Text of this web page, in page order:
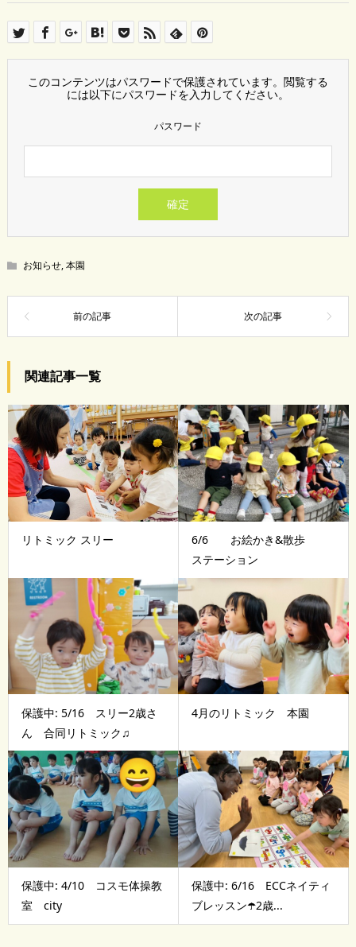
このコンテンツはパスワードで保護されています。閲覧する
には以下にパスワードを入力してください。
パスワード
お知らせ,本園
関連記事一覧
リトミック スリー
6/6 お絵かき&散歩
ステーション
保護中: 5/16 スリー2歳さ
ん 合同リトミック♫
4月のリトミック 本園
保護中: 4/10 コスモ体操教
室 city
保護中: 6/16 ECCネイティ
ブレッスン☂️2歳...